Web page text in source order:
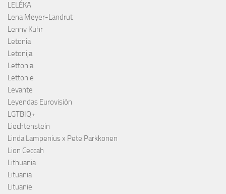
LELÉKA
Lena Meyer-Landrut
Lenny Kuhr
Letonia
Letonija
Lettonia
Lettonie
Levante
Leyendas Eurovisión
LGTBIQ+
Liechtenstein
Linda Lampenius x Pete Parkkonen
Lion Ceccah
Lithuania
Lituania
Lituanie